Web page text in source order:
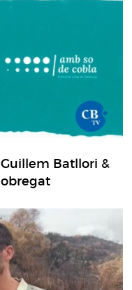
Batllori &